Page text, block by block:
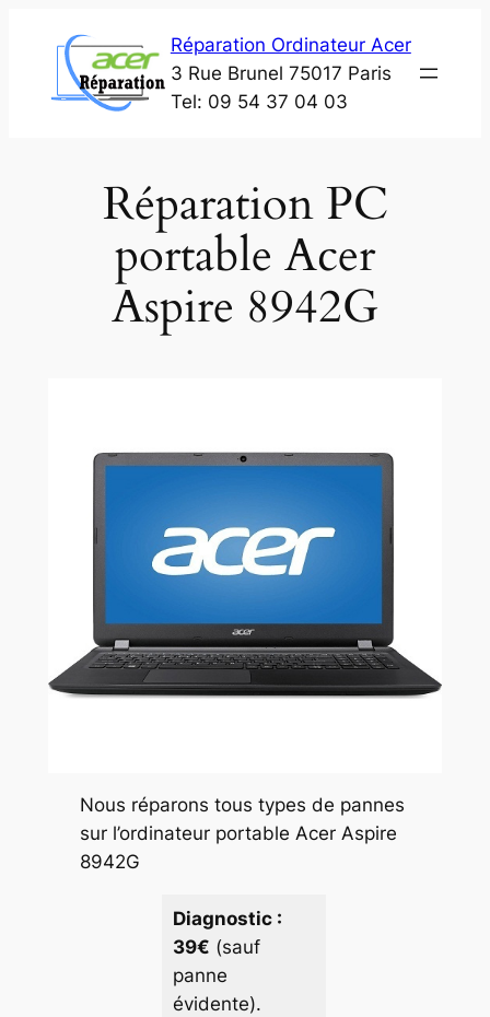
contenu
Réparation Ordinateur Acer
3 Rue Brunel 75017 Paris
Tel: 09 54 37 04 03
Réparation PC
portable Acer
Aspire 8942G
Nous réparons tous types de pannes
sur l’ordinateur portable Acer Aspire
8942G
Diagnostic :
39€ (sauf
panne
évidente).